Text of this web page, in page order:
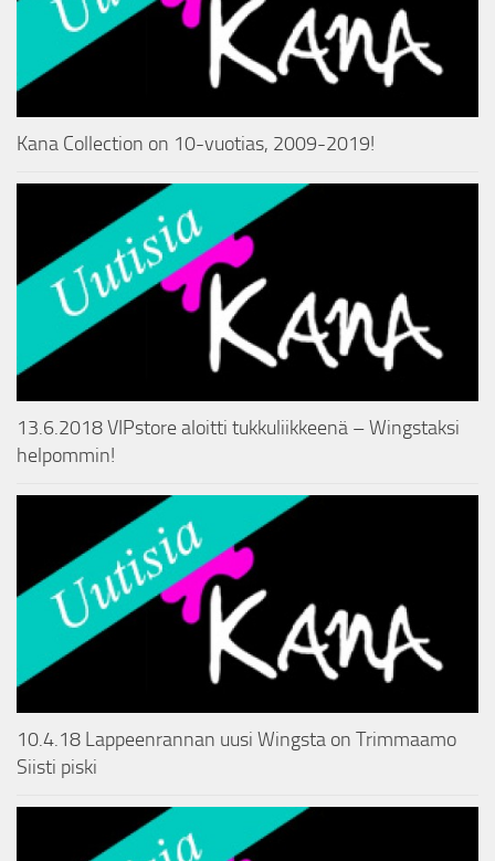
Kana Collection on 10-vuotias, 2009-2019!
13.6.2018 VIPstore aloitti tukkuliikkeenä – Wingstaksi
helpommin!
10.4.18 Lappeenrannan uusi Wingsta on Trimmaamo
Siisti piski